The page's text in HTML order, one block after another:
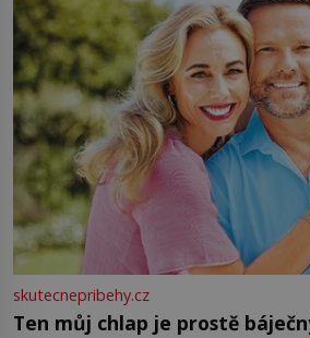
skutecnepribehy.cz
Ten můj chlap je prostě